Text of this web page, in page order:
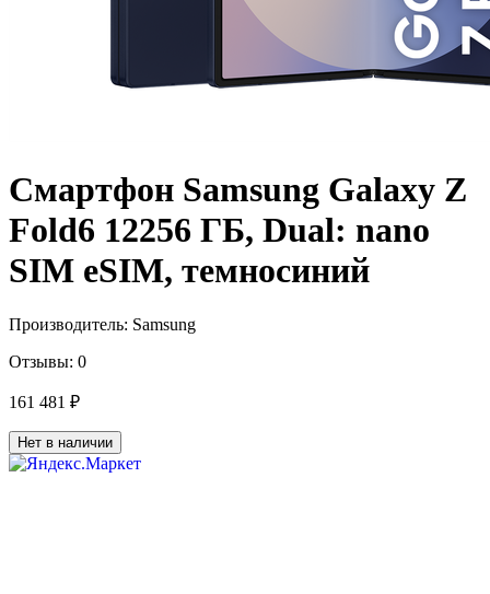
Смартфон Samsung Galaxy Z
Fold6 12256 ГБ, Dual: nano
SIM eSIM, темносиний
Производитель: Samsung
Отзывы: 0
161 481 ₽
Нет в наличии